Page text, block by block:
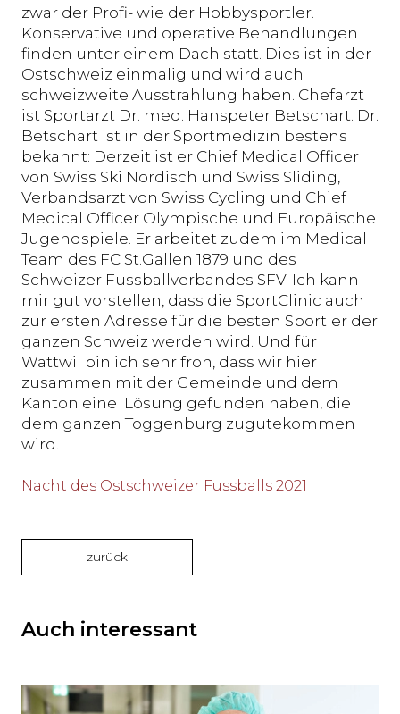
zwar der Profi- wie der Hobbysportler.
Konservative und operative Behandlungen
finden unter einem Dach statt. Dies ist in der
Ostschweiz einmalig und wird auch
schweizweite Ausstrahlung haben. Chefarzt
ist Sportarzt Dr. med. Hanspeter Betschart. Dr.
Betschart ist in der Sportmedizin bestens
bekannt: Derzeit ist er Chief Medical Officer
von Swiss Ski Nordisch und Swiss Sliding,
Verbandsarzt von Swiss Cycling und Chief
Medical Officer Olympische und Europäische
Jugendspiele. Er arbeitet zudem im Medical
Team des FC St.Gallen 1879 und des
Schweizer Fussballverbandes SFV. Ich kann
mir gut vorstellen, dass die SportClinic auch
zur ersten Adresse für die besten Sportler der
ganzen Schweiz werden wird. Und für
Wattwil bin ich sehr froh, dass wir hier
zusammen mit der Gemeinde und dem
Kanton eine Lösung gefunden haben, die
dem ganzen Toggenburg zugutekommen
wird.
Nacht des Ostschweizer Fussballs 2021
zurück
Auch interessant